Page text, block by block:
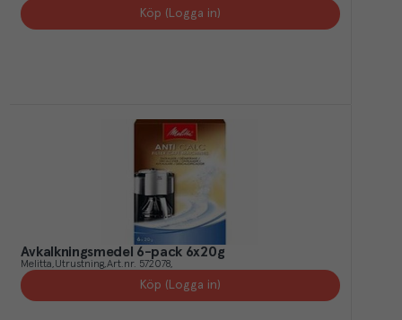
Köp (Logga in)
Avkalkningsmedel 6-pack 6x20g
Melitta Utrustning Art.nr. 572078
Köp (Logga in)